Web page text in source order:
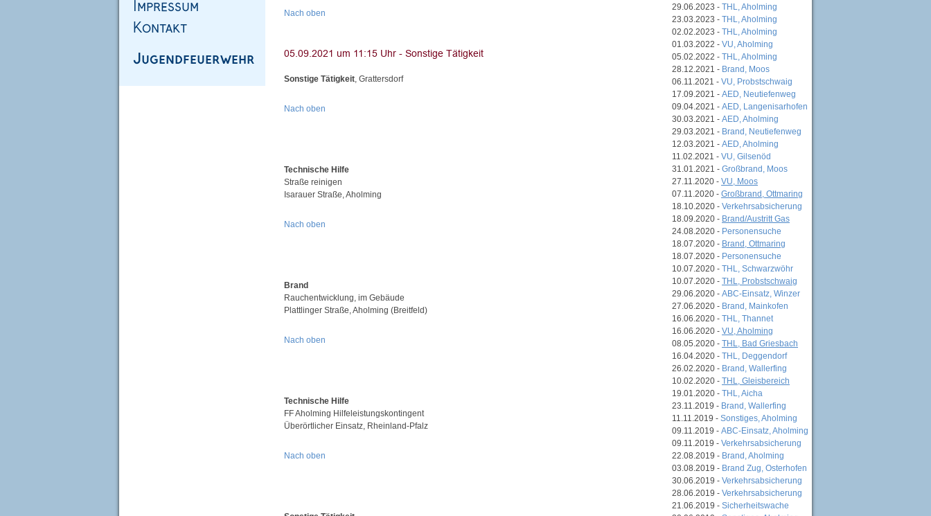
Nach oben
Sonstige Tätigkeit, Grattersdorf
Nach oben
Technische Hilfe
Straße reinigen
Isarauer Straße, Aholming
Nach oben
Brand
Rauchentwicklung, im Gebäude
Plattlinger Straße, Aholming (Breitfeld)
Nach oben
Technische Hilfe
FF Aholming Hilfeleistungskontingent
Überörtlicher Einsatz, Rheinland-Pfalz
Nach oben
29.06.2023 - THL, Aholming
23.03.2023 - THL, Aholming
02.02.2023 - THL, Aholming
01.03.2022 - VU, Aholming
05.02.2022 - THL, Aholming
28.12.2021 - Brand, Moos
06.11.2021 - VU, Probstschwaig
17.09.2021 - AED, Neutiefenweg
09.04.2021 - AED, Langenisarhofen
30.03.2021 - AED, Aholming
29.03.2021 - Brand, Neutiefenweg
12.03.2021 - AED, Aholming
11.02.2021 - VU, Gilsenöd
31.01.2021 - Großbrand, Moos
27.11.2020 - VU, Moos
07.11.2020 - Großbrand, Ottmaring
18.10.2020 - Verkehrsabsicherung
18.09.2020 - Brand/Austritt Gas
24.08.2020 - Personensuche
18.07.2020 - Brand, Ottmaring
18.07.2020 - Personensuche
10.07.2020 - THL, Schwarzwöhr
10.07.2020 - THL, Probstschwaig
29.06.2020 - ABC-Einsatz, Winzer
27.06.2020 - Brand, Mainkofen
16.06.2020 - THL, Thannet
16.06.2020 - VU, Aholming
08.05.2020 - THL, Bad Griesbach
16.04.2020 - THL, Deggendorf
26.02.2020 - Brand, Wallerfing
10.02.2020 - THL, Gleisbereich
19.01.2020 - THL, Aicha
23.11.2019 - Brand, Wallerfing
11.11.2019 - Sonstiges, Aholming
09.11.2019 - ABC-Einsatz, Aholming
09.11.2019 - Verkehrsabsicherung
22.08.2019 - Brand, Aholming
03.08.2019 - Brand Zug, Osterhofen
30.06.2019 - Verkehrsabsicherung
28.06.2019 - Verkehrsabsicherung
21.06.2019 - Sicherheitswache